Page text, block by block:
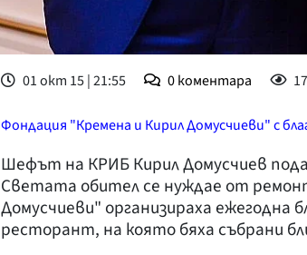
01 окт 15 | 21:55 0коментара
Фондация "Кремена и Кирил Домусчиеви" с
Шефът на КРИБ Кирил Домусчиев
Светата обител се нуждае от
Домусчиеви" организираха ежегодна
ресторант, на която бяха събрани